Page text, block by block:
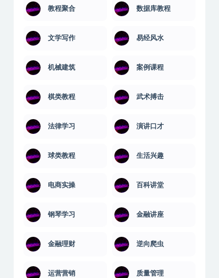
教程聚合 数据库教程
文学写作 易经风水
机械建筑 案例课程
棋类教程 武术搏击
法律学习 演讲口才
球类教程 生活兴趣
电商实操 百科讲堂
钢琴学习 金融讲座
金融理财 逆向爬虫
运营营销 质量管理